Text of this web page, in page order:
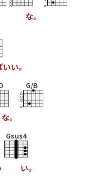
な。
いい。
な。
G/B
Gsus4
い。